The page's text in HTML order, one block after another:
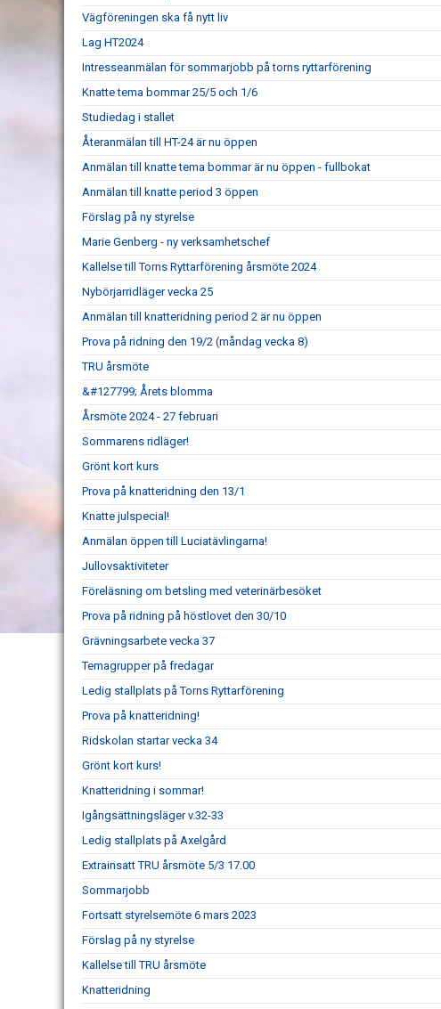
Vägföreningen ska få nytt liv
Lag HT2024
Intresseanmälan för sommarjobb på torns ryttarförening
Knatte tema bommar 25/5 och 1/6
Studiedag i stallet
Återanmälan till HT-24 är nu öppen
Anmälan till knatte tema bommar är nu öppen - fullbokat
Anmälan till knatte period 3 öppen
Förslag på ny styrelse
Marie Genberg - ny verksamhetschef
Kallelse till Torns Ryttarförening årsmöte 2024
Nybörjarridläger vecka 25
Anmälan till knatteridning period 2 är nu öppen
Prova på ridning den 19/2 (måndag vecka 8)
TRU årsmöte
&#127799; Årets blomma
Årsmöte 2024 - 27 februari
Sommarens ridläger!
Grönt kort kurs
Prova på knatteridning den 13/1
Knatte julspecial!
Anmälan öppen till Luciatävlingarna!
Jullovsaktiviteter
Föreläsning om betsling med veterinärbesöket
Prova på ridning på höstlovet den 30/10
Grävningsarbete vecka 37
Temagrupper på fredagar
Ledig stallplats på Torns Ryttarförening
Prova på knatteridning!
Ridskolan startar vecka 34
Grönt kort kurs!
Knatteridning i sommar!
Igångsättningsläger v.32-33
Ledig stallplats på Axelgård
Extrainsatt TRU årsmöte 5/3 17.00
Sommarjobb
Fortsatt styrelsemöte 6 mars 2023
Förslag på ny styrelse
Kallelse till TRU årsmöte
Knatteridning